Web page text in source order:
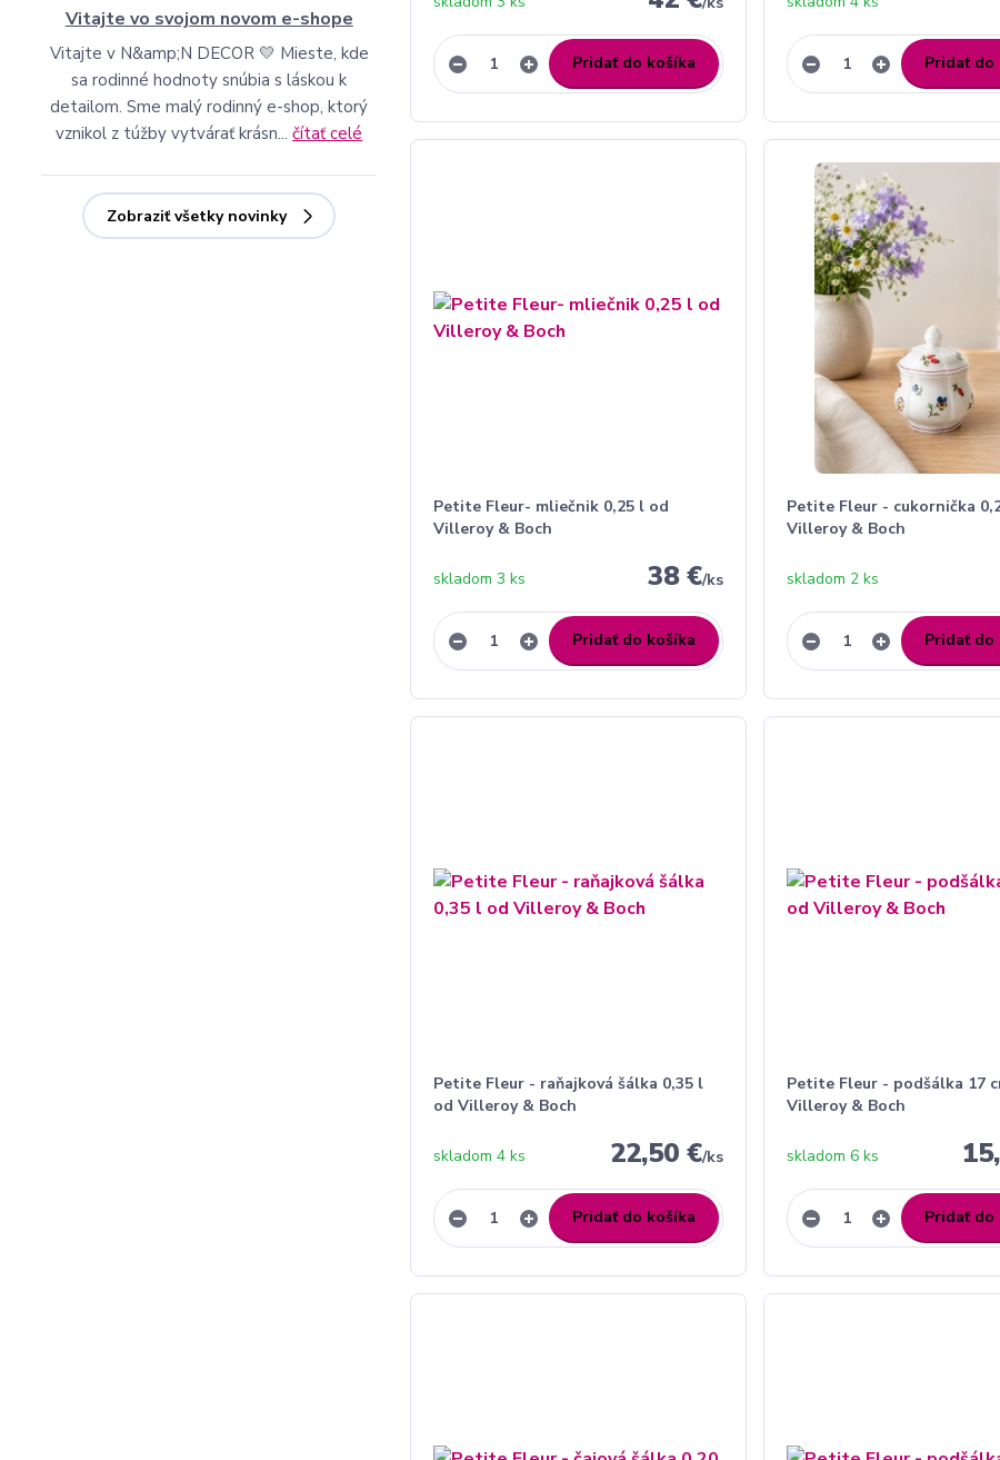
Pridať do košíka Pridať do
Petite Fleur- mliečnik 0,25 l od
Villeroy & Boch
38 €/ks
skladom 3 ks
Pridať do košíka
Petite Fleur - cukornička
Villeroy & Boch
skladom 2 ks
Pridať do
Petite Fleur - raňajková šálka 0,35 l
od Villeroy & Boch
22,50 €/ks
skladom 4 ks
Pridať do košíka
Petite Fleur - podšálka 17
Villeroy & Boch
skladom 6 ks
Pridať do
Vitajte vo svojom novom e-shope
Vitajte v N&amp;N DECOR 💛 Mieste, kde
sa rodinné hodnoty snúbia s láskou k
detailom. Sme malý rodinný e-shop, ktorý
vznikol z túžby vytvárať krásn...čítať celé
Zobraziť všetky novinky